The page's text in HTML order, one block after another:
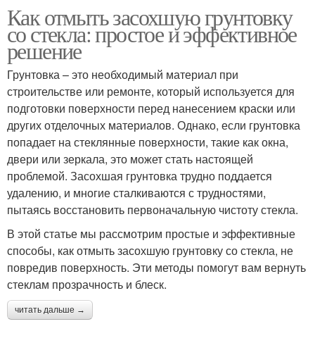
Как отмыть засохшую грунтовку
со стекла: простое и эффективное
решение
Грунтовка – это необходимый материал при
строительстве или ремонте, который используется для
подготовки поверхности перед нанесением краски или
других отделочных материалов. Однако, если грунтовка
попадает на стеклянные поверхности, такие как окна,
двери или зеркала, это может стать настоящей
проблемой. Засохшая грунтовка трудно поддается
удалению, и многие сталкиваются с трудностями,
пытаясь восстановить первоначальную чистоту стекла.
В этой статье мы рассмотрим простые и эффективные
способы, как отмыть засохшую грунтовку со стекла, не
повредив поверхность. Эти методы помогут вам вернуть
стеклам прозрачность и блеск.
читать дальше →